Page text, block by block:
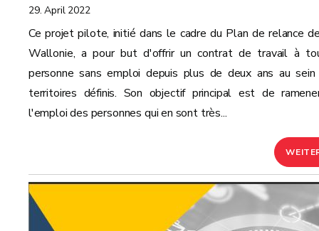
29. April 2022
Ce projet pilote, initié dans le cadre du Plan de relance
Wallonie, a pour but d'offrir un contrat de travail à
personne sans emploi depuis plus de deux ans au
territoires définis. Son objectif principal est de
l'emploi des personnes qui en sont très...